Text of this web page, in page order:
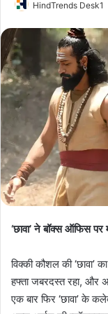
HindTrends Desk1
‘छावा’ ने बॉक्स ऑफिस पर
विक्की कौशल की ‘छावा’
हफ्ता जबरदस्त रहा, और
एक बार फिर ‘छावा’ के